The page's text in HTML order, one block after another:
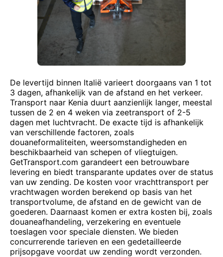
De levertijd binnen Italië varieert doorgaans van 1 tot
3 dagen, afhankelijk van de afstand en het verkeer.
Transport naar Kenia duurt aanzienlijk langer, meestal
tussen de 2 en 4 weken via zeetransport of 2-5
dagen met luchtvracht. De exacte tijd is afhankelijk
van verschillende factoren, zoals
douaneformaliteiten, weersomstandigheden en
beschikbaarheid van schepen of vliegtuigen.
GetTransport.com garandeert een betrouwbare
levering en biedt transparante updates over de status
van uw zending. De kosten voor vrachttransport per
vrachtwagen worden berekend op basis van het
transportvolume, de afstand en de gewicht van de
goederen. Daarnaast komen er extra kosten bij, zoals
douaneafhandeling, verzekering en eventuele
toeslagen voor speciale diensten. We bieden
concurrerende tarieven en een gedetailleerde
prijsopgave voordat uw zending wordt verzonden.